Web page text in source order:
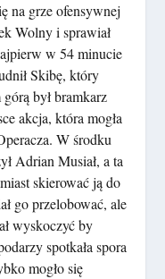
na grze ofensywnej
Wolny i sprawiał
w 54 minucie
Skibę, który
był bramkarz
akcja, która mogła
W środku
Adrian Musiał, a ta
skierować ją do
go przelobować, ale
wyskoczyć by
spotkała spora
mogło się